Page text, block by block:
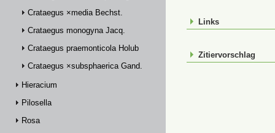
Crataegus ×media Bechst.
Crataegus monogyna Jacq.
Crataegus praemonticola Holub
Crataegus ×subsphaerica Gand.
Hieracium
Pilosella
Rosa
Links
Zitiervorschlag